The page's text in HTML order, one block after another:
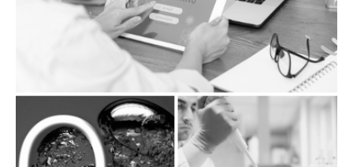
место проведения:
по желанию
слушателя
Программа в формате *.pdf